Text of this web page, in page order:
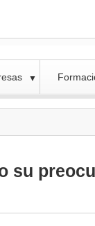
▼
su